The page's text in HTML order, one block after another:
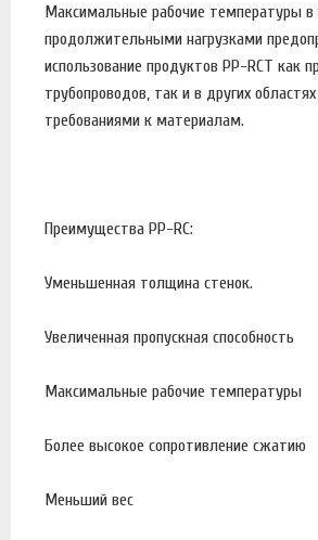
Максимальные рабочие температуры в
продолжительными нагрузками
использование продуктов PP-RCT как
трубопроводов, так и в других
требованиями к материалам.
Преимущества PP-RC:
Уменьшенная толщина стенок.
Увеличенная пропускная способность
Максимальные рабочие температуры
Более высокое сопротивление сжатию
Меньший вес